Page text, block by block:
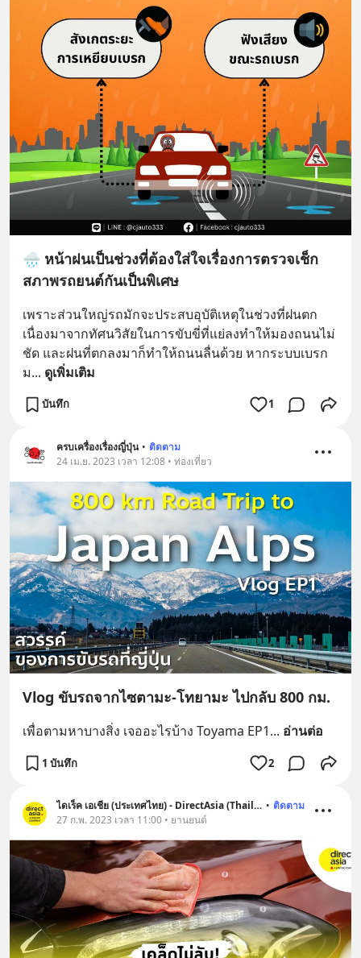
🌧 หน้าฝนเป็นช่วงที่ต้องใส่ใจเรื่องการตรวจเช็ก
สภาพรถยนต์กันเป็นพิเศษ
เพราะส่วนใหญ่รถมักจะประสบอุบัติเหตุในช่วงที่ฝนตก
เนื่องมาจากทัศนวิสัยในการขับขี่ที่แย่ลงทำให้มองถนนไม่
ชัด และฝนที่ตกลงมาก็ทำให้ถนนลื่นด้วย หากระบบเบรก
ม... ดูเพิ่มเติม
บันทึก 1
ครบเครื่องเรื่องญี่ปุ่น • ติดตาม
24 เม.ย. 2023 เวลา 12:08 • ท่องเที่ยว
Vlog ขับรถจากไซตามะ-โทยามะ ไปกลับ 800 กม.
เพื่อตามหาบางสิ่ง เจออะไรบ้าง Toyama EP1... อ่านต่อ
1 บันทึก 2
ไดเร็ค เอเชีย (ประเทศไทย) - DirectAsia (Thailand) • ติดตาม
27 ก.พ. 2023 เวลา 11:00 • ยานยนต์